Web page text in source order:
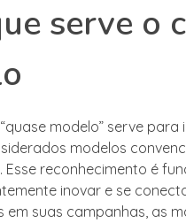
serve o
modelo” serve
modelos
Esse reconhecimento é
inovar e se
em suas campanhas, as